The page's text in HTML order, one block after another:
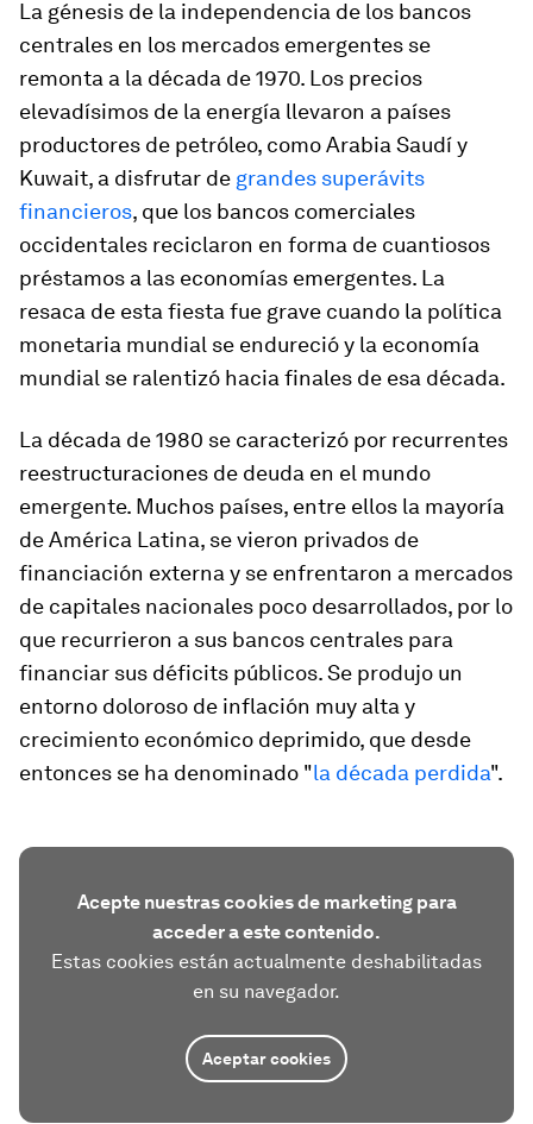
La génesis de la independencia de los bancos
centrales en los mercados emergentes se
remonta a la década de 1970. Los precios
elevadísimos de la energía llevaron a países
productores de petróleo, como Arabia Saudí y
Kuwait, a disfrutar de grandes superávits
financieros, que los bancos comerciales
occidentales reciclaron en forma de cuantiosos
préstamos a las economías emergentes. La
resaca de esta fiesta fue grave cuando la política
monetaria mundial se endureció y la economía
mundial se ralentizó hacia finales de esa década.
La década de 1980 se caracterizó por recurrentes
reestructuraciones de deuda en el mundo
emergente. Muchos países, entre ellos la mayoría
de América Latina, se vieron privados de
financiación externa y se enfrentaron a mercados
de capitales nacionales poco desarrollados, por lo
que recurrieron a sus bancos centrales para
financiar sus déficits públicos. Se produjo un
entorno doloroso de inflación muy alta y
crecimiento económico deprimido, que desde
entonces se ha denominado "la década perdida".
Acepte nuestras cookies de marketing para
acceder a este contenido.
Estas cookies están actualmente deshabilitadas
en su navegador.
Aceptar cookies